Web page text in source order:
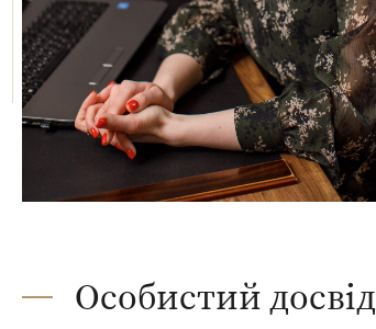
Особистий досвід